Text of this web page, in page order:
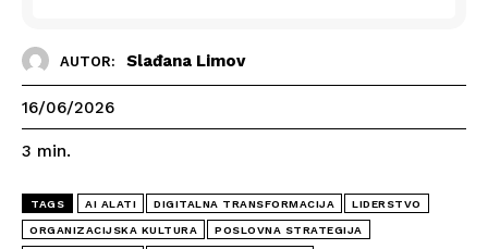
AUTOR: Slađana Limov
16/06/2026
3 min.
TAGS AI ALATI DIGITALNA TRANSFORMACIJA LIDERSTVO
ORGANIZACIJSKA KULTURA POSLOVNA STRATEGIJA